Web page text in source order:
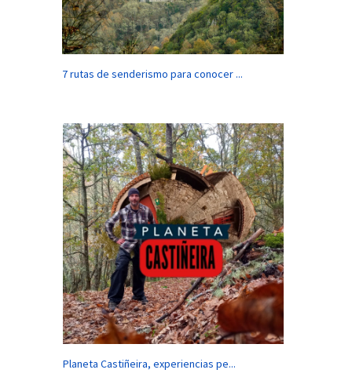
7 rutas de senderismo para conocer ...
Planeta Castiñeira, experiencias pe...